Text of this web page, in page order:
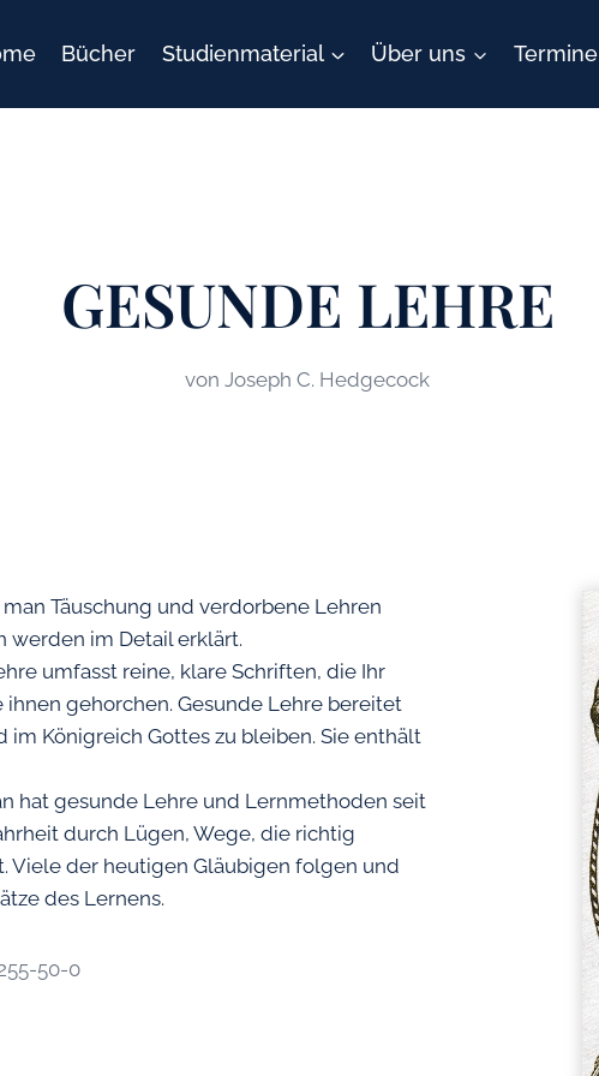
Bücher Studienmaterial Über uns Termine
GESUNDE LEHRE
von Joseph C. Hedgecock
Täuschung und verdorbene Lehren
werden im Detail erklärt.
umfasst reine, klare Schriften, die Ihr
gehorchen. Gesunde Lehre bereitet
im Königreich Gottes zu bleiben. Sie enthält
hat gesunde Lehre und Lernmethoden seit
durch Lügen, Wege, die richtig
Viele der heutigen Gläubigen folgen und
des Lernens.
50-0